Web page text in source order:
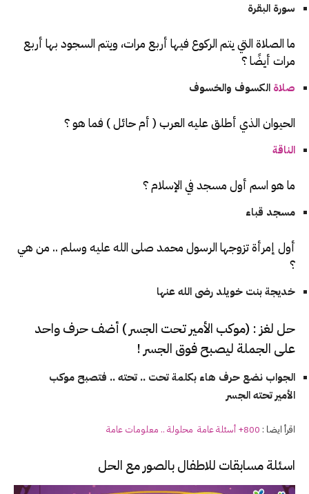
سورة البقرة
ما الصلاة التي يتم الركوع فيها أربع مرات، ويتم السجود بها أربع
مرات أيضًا ؟
صلاة الكسوف والخسوف
الحيوان الذي أطلق عليه العرب ( أم حائل ) فما هو ؟
الناقة
ما هو اسم أول مسجد في الإسلام ؟
مسجد قباء
أول إمرأة تزوجها الرسول محمد صلى الله عليه وسلم .. من هي
؟
خديجة بنت خويلد رضى الله عنها
حل لغز : (موكب الأمير تحت الجسر ) أضف حرف واحد
على الجملة ليصبح فوق الجسر !
الجواب نضع حرف هاء بكلمة تحت .. تحته .. فتصبح موكب
الأمير تحته الجسر
اقرأ ايضا : 800+ أسئلة عامة محلولة .. معلومات عامة
اسئلة مسابقات للاطفال بالصور مع الحل